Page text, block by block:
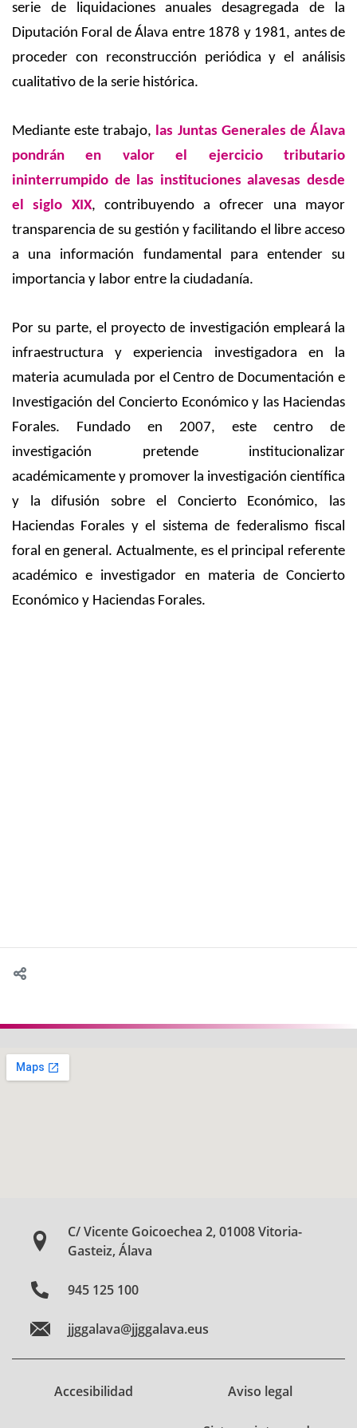
serie de liquidaciones anuales desagregada de la
Diputación Foral de Álava entre 1878 y 1981, antes de
proceder con reconstrucción periódica y el análisis
cualitativo de la serie histórica.
Mediante este trabajo, las Juntas Generales de Álava
pondrán en valor el ejercicio tributario
ininterrumpido de las instituciones alavesas desde
el siglo XIX, contribuyendo a ofrecer una mayor
transparencia de su gestión y facilitando el libre acceso
a una información fundamental para entender su
importancia y labor entre la ciudadanía.
Por su parte, el proyecto de investigación empleará la
infraestructura y experiencia investigadora en la
materia acumulada por el Centro de Documentación e
Investigación del Concierto Económico y las Haciendas
Forales. Fundado en 2007, este centro de
investigación pretende institucionalizar
académicamente y promover la investigación científica
y la difusión sobre el Concierto Económico, las
Haciendas Forales y el sistema de federalismo fiscal
foral en general. Actualmente, es el principal referente
académico e investigador en materia de Concierto
Económico y Haciendas Forales.
C/ Vicente Goicoechea 2, 01008 Vitoria-
Gasteiz, Álava
945 125 100
jjggalava@jjggalava.eus
Accesibilidad Aviso legal